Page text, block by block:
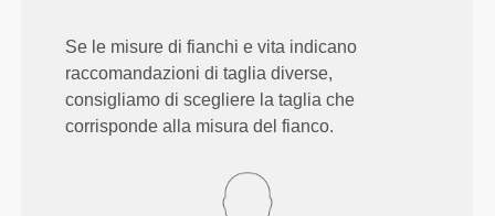
Se le misure di fianchi e vita indicano
raccomandazioni di taglia diverse,
consigliamo di scegliere la taglia che
corrisponde alla misura del fianco.